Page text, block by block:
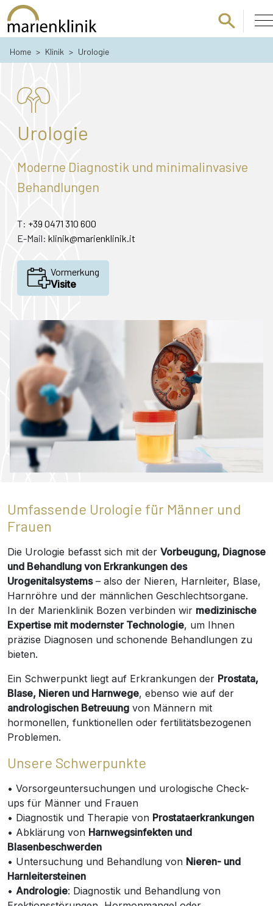
Zum Hauptinhalt springen
Home > Klinik > Urologie
Urologie
Moderne Diagnostik und minimalinvasive
Behandlungen
T: +39 0471 310 600
E-Mail: klinik@marienklinik.it
Vormerkung
Visite
Umfassende Urologie für Männer und
Frauen
Die Urologie befasst sich mit der Vorbeugung, Diagnose
und Behandlung von Erkrankungen des
Urogenitalsystems– also der Nieren, Harnleiter, Blase,
Harnröhre und der männlichen Geschlechtsorgane.
In der Marienklinik Bozen verbinden wir medizinische
Expertise mit modernster Technologie, um Ihnen
präzise Diagnosen und schonende Behandlungen zu
bieten.
Ein Schwerpunkt liegt auf Erkrankungen der Prostata,
Blase, Nieren und Harnwege, ebenso wie auf der
andrologischen Betreuung von Männern mit
hormonellen, funktionellen oder fertilitätsbezogenen
Problemen.
Unsere Schwerpunkte
• Vorsorgeuntersuchungen und urologische Check-
ups für Männer und Frauen
• Diagnostik und Therapie von Prostataerkrankungen
• Abklärung von Harnwegsinfekten und
Blasenbeschwerden
• Untersuchung und Behandlung von Nieren- und
Harnleitersteinen
• Andrologie: Diagnostik und Behandlung von